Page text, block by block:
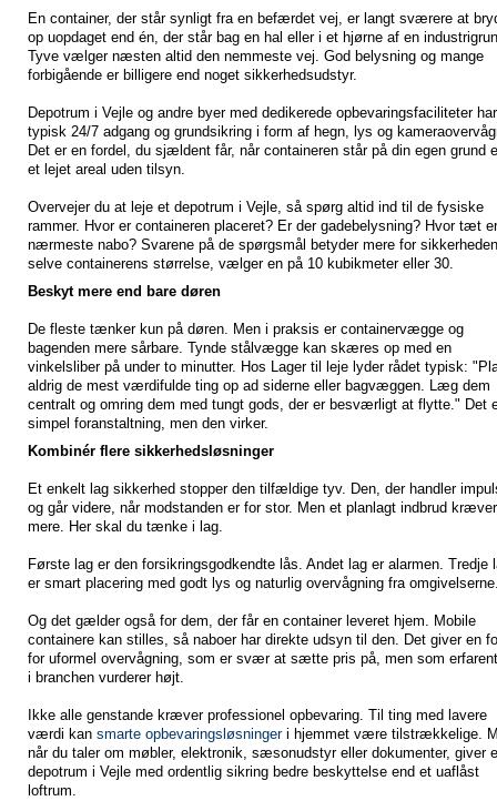
En container, der står synligt fra en befærdet vej, er langt sværere at
op uopdaget end én, der står bag en hal eller i et hjørne af en
Tyve vælger næsten altid den nemmeste vej. God belysning og mange
forbigående er billigere end noget sikkerhedsudstyr.
Depotrum i Vejle og andre byer med dedikerede opbevaringsfaciliteter har
typisk 24/7 adgang og grundsikring i form af hegn, lys og
Det er en fordel, du sjældent får, når containeren står på din egen grund
et lejet areal uden tilsyn.
Overvejer du at leje et depotrum i Vejle, så spørg altid ind til de fysiske
rammer. Hvor er containeren placeret? Er der gadebelysning? Hvor tæt er
nærmeste nabo? Svarene på de spørgsmål betyder mere for
selve containerens størrelse, vælger en på 10 kubikmeter eller 30.
Beskyt mere end bare døren
De fleste tænker kun på døren. Men i praksis er containervægge og
bagenden mere sårbare. Tynde stålvægge kan skæres op med en
vinkelsliber på under to minutter. Hos Lager til leje lyder rådet typisk:
aldrig de mest værdifulde ting op ad siderne eller bagvæggen. Læg dem
centralt og omring dem med tungt gods, der er besværligt at flytte." Det
simpel foranstaltning, men den virker.
Kombinér flere sikkerhedsløsninger
Et enkelt lag sikkerhed stopper den tilfældige tyv. Den, der handler
og går videre, når modstanden er for stor. Men et planlagt indbrud kræver
mere. Her skal du tænke i lag.
Første lag er den forsikringsgodkendte lås. Andet lag er alarmen. Tredje
er smart placering med godt lys og naturlig overvågning fra
Og det gælder også for dem, der får en container leveret hjem. Mobile
containere kan stilles, så naboer har direkte udsyn til den. Det giver en
for uformel overvågning, som er svær at sætte pris på, men som
i branchen vurderer højt.
Ikke alle genstande kræver professionel opbevaring. Til ting med lavere
værdi kan smarte opbevaringsløsningeri hjemmet være tilstrækkelige.
når du taler om møbler, elektronik, sæsonudstyr eller dokumenter, giver
depotrum i Vejle med ordentlig sikring bedre beskyttelse end et uaflåst
loftrum.